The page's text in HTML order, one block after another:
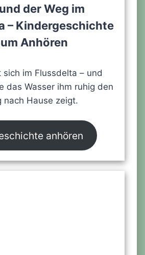
der Weg im
– Kindergeschichte
Anhören
sich im Flussdelta – und
das Wasser ihm ruhig den
nach Hause zeigt.
anhören